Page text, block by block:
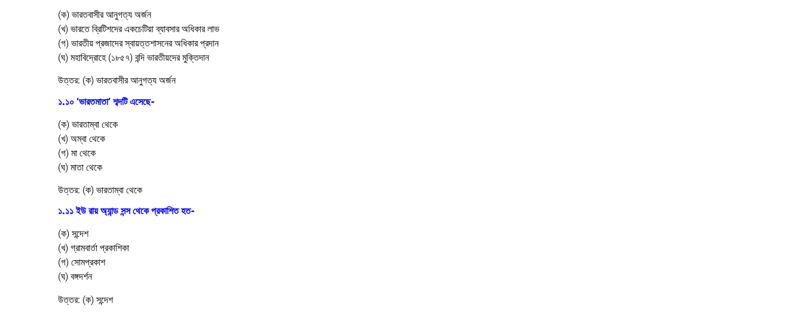
(ক) ভারতবাসীর আনুগত্য অর্জন
(খ) ভারতে ব্রিটিশদের একচেটিয়া ব্যাবসার অধিকার লাভ
(গ) ভারতীয় প্রজাদের স্বায়ত্তশাসনের অধিকার প্রদান
(ঘ) মহাবিদ্রোহে (১৮৫৭) বন্দি ভারতীয়দের মুক্তিদান
উত্তর: (ক) ভারতবাসীর আনুগত্য অর্জন
১.১০ ‘ভারতমাতা’ শব্দটি এসেছে-
(ক) ভারতাম্বা থেকে
(খ) অম্বা থেকে
(গ) মা থেকে
(ঘ) মাতা থেকে
উত্তর: (ক) ভারতাম্বা থেকে
১.১১ ইউ রায় অ্যান্ড সন্স থেকে প্রকাশিত হত-
(ক) সন্দেশ
(খ) গ্রামবার্তা প্রকাশিকা
(গ) সোমপ্রকাশ
(ঘ) বঙ্গদর্শন
উত্তর: (ক) সন্দেশ